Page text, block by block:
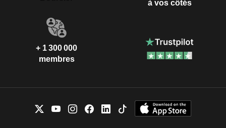
à vos côtés
+ 1 300 000
membres